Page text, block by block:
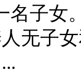
名子
无子